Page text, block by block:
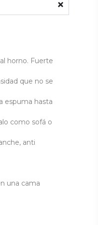
horno. Fuerte
que no se
espuma hasta
como sofá o
anti
una cama